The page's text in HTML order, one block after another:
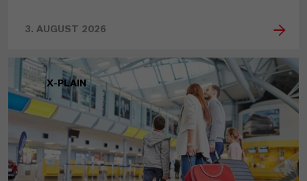
3. AUGUST 2026
X-PLAIN